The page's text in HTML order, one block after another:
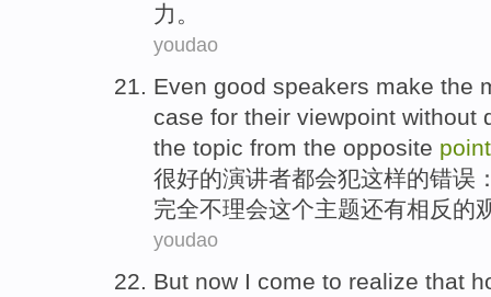
力 。
youdao
Even good speakers make the
case for their viewpoint without
the topic from the opposite point
很好的演讲者都会犯这样的错误
完全不理会这个主题还有相反的
youdao
But now I come to realize that